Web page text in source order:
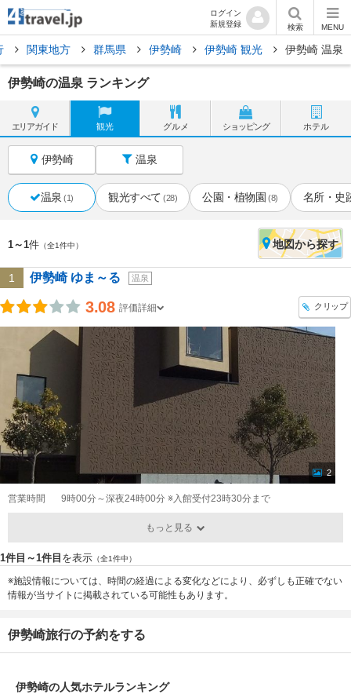
ログイン
新規登録
検索 MENU
関東地方 群馬県 伊勢崎 伊勢崎 観光 伊勢崎 温泉
伊勢崎の温泉 ランキング
エリアガイド 観光 グルメ ショッピング ホテル
伊勢崎 温泉
温泉 (1) 観光すべて (28) 公園・植物園 (8) 名所・史
1～1件 （全1件中） 地図から探す
1 伊勢崎 ゆま～る 温泉
3.08 評価詳細 クリップ
2
営業時間 9時00分～深夜24時00分 ※入館受付23時30分まで
もっと見る
1件目～1件目 を表示 （全1件中）
※施設情報については、時間の経過による変化などにより、必ずしも正確でない
情報が当サイトに掲載されている可能性もあります。
伊勢崎旅行の予約をする
伊勢崎の人気ホテルランキング